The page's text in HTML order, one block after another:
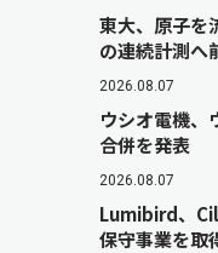
東大、原子
の連続計測へ
2026.08.07
ウシオ電機、
合併を発表
2026.08.07
Lumibird、
保守事業を取